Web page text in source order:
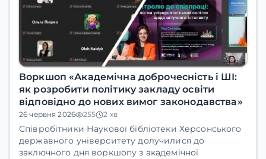
Воркшоп «Академічна доброчесність і ШІ:
як розробити політику закладу освіти
відповідно до нових вимог законодавства»
26 червня 2026 255 2 хв
Співробітники Наукової бібліотеки Херсонського
державного університету долучилися до
заключного дня воркшопу з академічної